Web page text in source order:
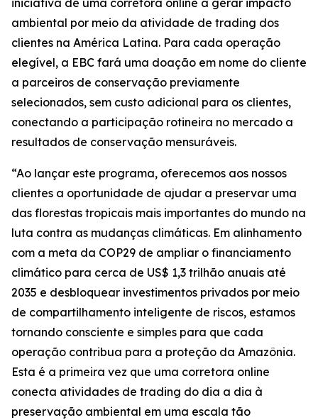
iniciativa de uma corretora online a gerar impacto
ambiental por meio da atividade de trading dos
clientes na América Latina. Para cada operação
elegível, a EBC fará uma doação em nome do cliente
a parceiros de conservação previamente
selecionados, sem custo adicional para os clientes,
conectando a participação rotineira no mercado a
resultados de conservação mensuráveis.
“Ao lançar este programa, oferecemos aos nossos
clientes a oportunidade de ajudar a preservar uma
das florestas tropicais mais importantes do mundo na
luta contra as mudanças climáticas. Em alinhamento
com a meta da COP29 de ampliar o financiamento
climático para cerca de US$ 1,3 trilhão anuais até
2035 e desbloquear investimentos privados por meio
de compartilhamento inteligente de riscos, estamos
tornando consciente e simples para que cada
operação contribua para a proteção da Amazônia.
Esta é a primeira vez que uma corretora online
conecta atividades de trading do dia a dia à
preservação ambiental em uma escala tão